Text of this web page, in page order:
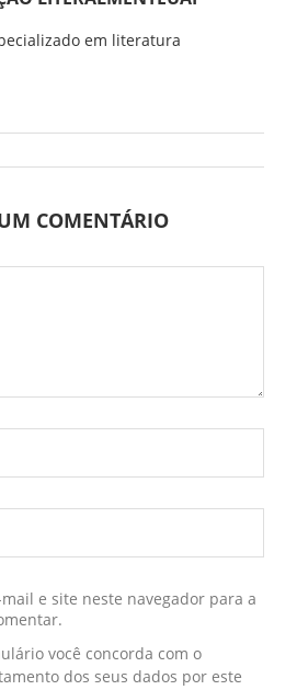
em literatura
COMENTÁRIO
e site neste navegador para a
você concorda com o
dos seus dados por este